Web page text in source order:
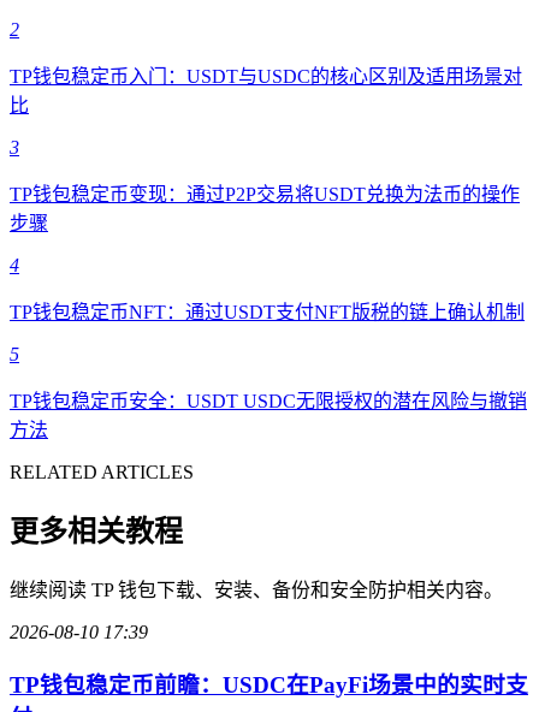
2
TP钱包稳定币入门：USDT与USDC的核心区别及适用场景对
比
3
TP钱包稳定币变现：通过P2P交易将USDT兑换为法币的操作
步骤
4
TP钱包稳定币NFT：通过USDT支付NFT版税的链上确认机制
5
TP钱包稳定币安全：USDT USDC无限授权的潜在风险与撤销
方法
RELATED ARTICLES
更多相关教程
继续阅读 TP 钱包下载、安装、备份和安全防护相关内容。
2026-08-10 17:39
TP钱包稳定币前瞻：USDC在PayFi场景中的实时支